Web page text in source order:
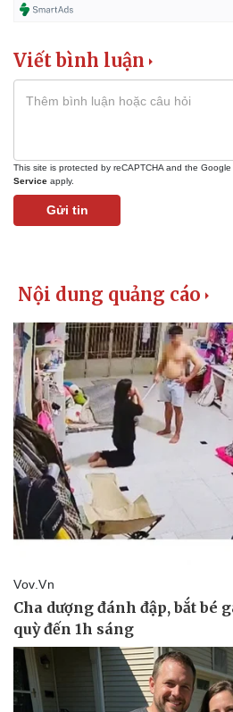
Tin nóng
Tư vấn luật
Viết bình luận
This site is protected by reCAPTCHA and the Google
Service apply.
Gửi tin